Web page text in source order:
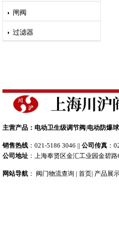
闸阀
过滤器
主营产品： 电动卫生级调节阀 |电动防爆
销售热线 ：021-5186 3046 || 公司传真 ：
公司地址 ：上海奉贤区金汇工业园金碧
网站导航 ： 阀门物流查询 | 首页| 产品展